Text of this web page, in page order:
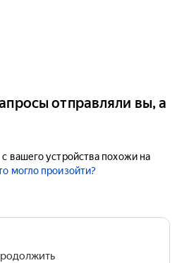
отправляли вы, а
вашего устройства похожи на
могло произойти?